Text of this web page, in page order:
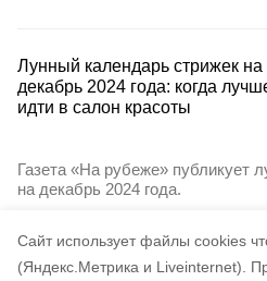
Cайт использует файлы cookies
(Яндекс.Метрика и Liveinternet).
Лунный календарь стрижек на
декабрь 2024 года: когда
идти в салон красоты
Газета «На рубеже» публикует
на декабрь 2024 года.